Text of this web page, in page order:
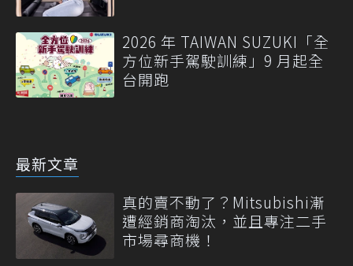
2026 年 TAIWAN SUZUKI「全
方位新手駕駛訓練」9 月起全
台開跑
最新文章
真的賣不動了？Mitsubishi漸
遭經銷商淘汰，並且專注二手
市場尋商機！